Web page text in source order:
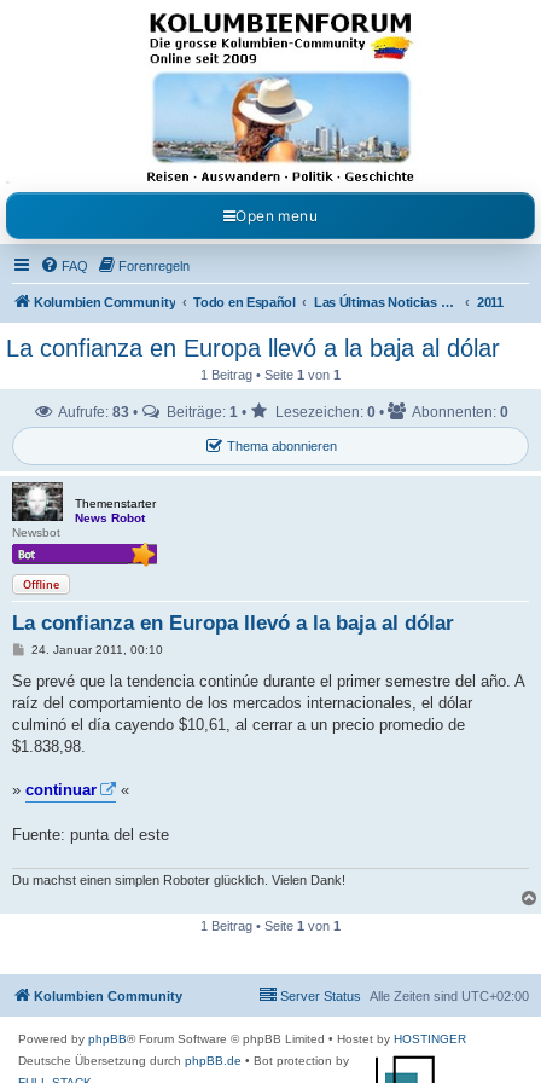
Kolumbienforum - Das
grosse Forum der
Freunde Kolumbiens
Reisen, Auswandern, Kultur, Politik, Geschichte und Visum in Kolumbien und Venezuela.
Austausch, Erfahrungen und Gemeinschaft im Kolumbienforum
Open menu
FAQ Forenregeln
Kolumbien Community Todo en Español Las Últimas Noticias en Español 2011
La confianza en Europa llevó a la baja al dólar
1 Beitrag • Seite 1 von 1
Thema abonnieren
Aufrufe: 83• Beiträge: 1 • Lesezeichen: 0• Abonnenten: 0
Themenstarter
News Robot
Newsbot
Offline
La confianza en Europa llevó a la baja al dólar
B
i
r
a
24. Januar 2011, 00:10
Se prevé que la tendencia continúe durante el primer semestre del año. A
raíz del comportamiento de los mercados internacionales, el dólar
culminó el día cayendo $10,61, al cerrar a un precio promedio de
$1.838,98.
» continuar «
Fuente: punta del este
Du machst einen simplen Roboter glücklich. Vielen Dank!
1 Beitrag • Seite 1 von 1
Kolumbien Community Alle Zeiten sind UTC+02:00
Server Status
Powered by phpBB® Forum Software © phpBB Limited • Hostet by HOSTINGER
Deutsche Übersetzung durch phpBB.de • Bot protection by